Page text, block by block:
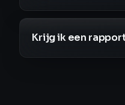
Krijg ik een